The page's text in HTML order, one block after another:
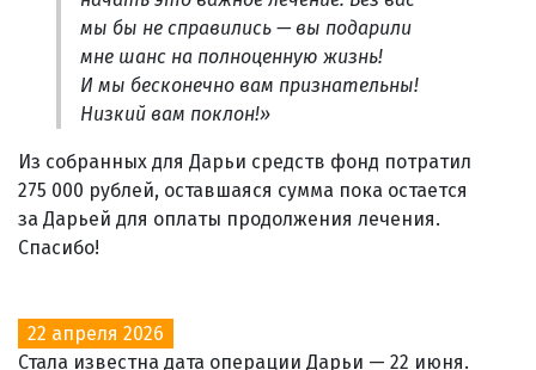
мы бы не справились — вы подарили
мне шанс на полноценную жизнь!
И мы бесконечно вам признательны!
Низкий вам поклон!»
Из собранных для Дарьи средств фонд потратил
275 000 рублей, оставшаяся сумма пока остается
за Дарьей для оплаты продолжения лечения.
Спасибо!
22 апреля 2026
Стала известна дата операции Дарьи — 22 июня.